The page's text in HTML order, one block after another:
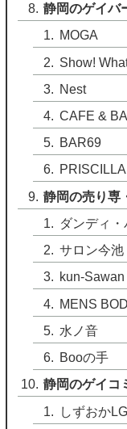
静岡のゲイバ
MOGA
Show!
Nest
CAFE &
BAR69
PRISCILLA
静岡の売り専
ダンディ・
サロン今池
kun-
MENS
水ノ音
Booの手
静岡のゲイコ
しずおか